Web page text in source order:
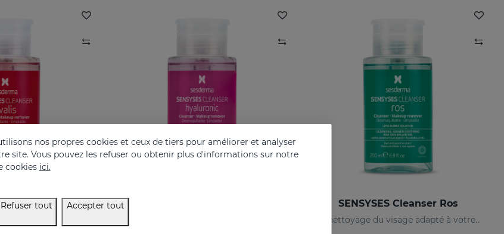
Ovalis SENSYSES Cleanser Ros
Un nettoyage du visage adapté à votre peau
nos propres cookies et ceux de tiers pour améliorer et analyser
site. Vous pouvez les refuser ou obtenir plus d'informations sur notre
cookies ici.
Refuser tout Accepter tout